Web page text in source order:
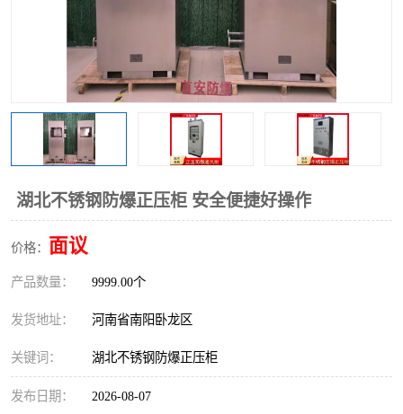
湖北不锈钢防爆正压柜 安全便捷好操作
价格： 面议
产品数量： 9999.00个
发货地址： 河南省南阳卧龙区
关键词： 湖北不锈钢防爆正压柜
发布日期： 2026-08-07